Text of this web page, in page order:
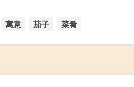
寓意 茄子 菜肴